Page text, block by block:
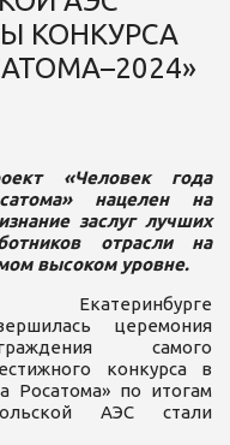
КОНКУРСА
«Человек года
нацелен на
заслуг лучших
отрасли на
высоком уровне.
церемония
самого
конкурса в
Росатома» по итогам
АЭС стали